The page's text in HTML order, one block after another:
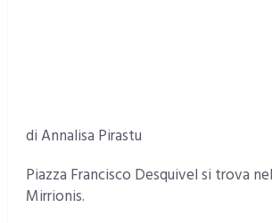
di Annalisa Pirastu
Piazza Francisco Desquivel si trova
Mirrionis.